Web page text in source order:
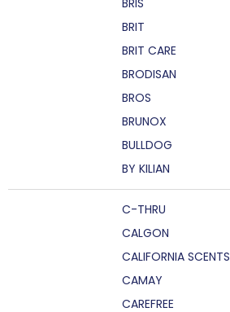
BRIS
BRIT
BRIT CARE
BRODISAN
BROS
BRUNOX
BULLDOG
BY KILIAN
C-THRU
CALGON
CALIFORNIA SCENTS
CAMAY
CAREFREE